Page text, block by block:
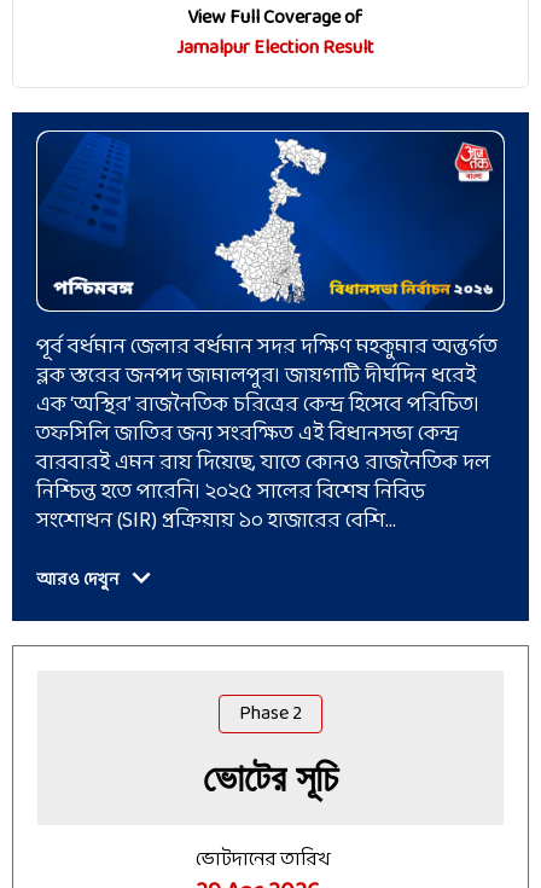
View Full Coverage of
Jamalpur Election Result
পূর্ব বর্ধমান জেলার বর্ধমান সদর দক্ষিণ মহকুমার অন্তর্গত
ব্লক স্তরের জনপদ জামালপুর। জায়গাটি দীর্ঘদিন ধরেই
এক ‘অস্থির’ রাজনৈতিক চরিত্রের কেন্দ্র হিসেবে পরিচিত।
তফসিলি জাতির জন্য সংরক্ষিত এই বিধানসভা কেন্দ্র
বারবারই এমন রায় দিয়েছে, যাতে কোনও রাজনৈতিক দল
নিশ্চিন্ত হতে পারেনি। ২০২৫ সালের বিশেষ নিবিড়
সংশোধন (SIR) প্রক্রিয়ায় ১০ হাজারের বেশি...
আরও দেখুন
Phase2
ভোটের সূচি
ভোটদানের তারিখ